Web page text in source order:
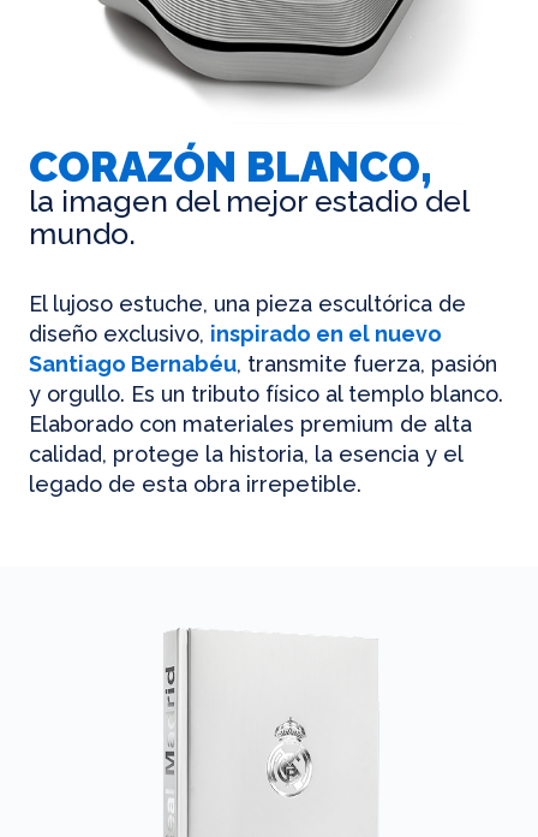
CORAZÓN BLANCO,
la imagen del mejor estadio del
mundo.
El lujoso estuche, una pieza escultórica de
diseño exclusivo, inspirado en el nuevo
Santiago Bernabéu, transmite fuerza, pasión
y orgullo. Es un tributo físico al templo blanco.
Elaborado con materiales premium de alta
calidad, protege la historia, la esencia y el
legado de esta obra irrepetible.